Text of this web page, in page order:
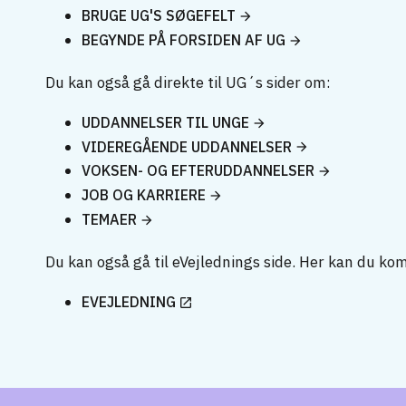
BRUGE UG'S SØGEFELT
BEGYNDE PÅ FORSIDEN AF UG
Du kan også gå direkte til UG´s sider om:
UDDANNELSER TIL UNGE
VIDEREGÅENDE UDDANNELSER
VOKSEN- OG EFTERUDDANNELSER
JOB OG KARRIERE
TEMAER
Du kan også gå til eVejlednings side. Her kan du
EVEJLEDNING